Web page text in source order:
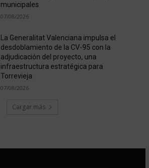
municipales
07/08/2026
La Generalitat Valenciana impulsa el
desdoblamiento de la CV-95 con la
adjudicación del proyecto, una
infraestructura estratégica para
Torrevieja
07/08/2026
Cargar más